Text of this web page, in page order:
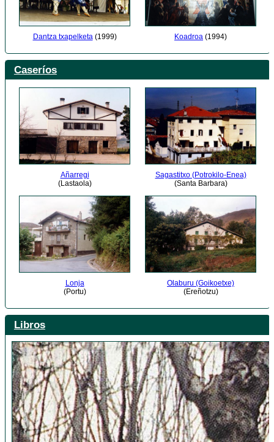
Dantza txapelketa(1999) Koadroa (1994)
Caseríos
Añarregi
(Lastaola)
Sagastitxo (Potrokilo-Enea)
(Santa Barbara)
Lonja
(Portu)
Olaburu (Goikoetxe)
(Ereñotzu)
Libros